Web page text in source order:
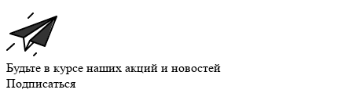
Будьте в курсе наших акций и новостей
Подписаться